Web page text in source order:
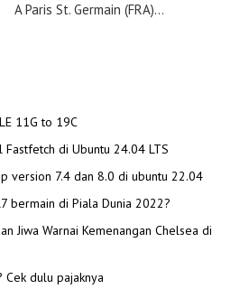
A Paris St. Germain (FRA)...
11G to 19C
di Ubuntu 24.04 LTS
version 7.4 dan 8.0 di ubuntu 22.04
bermain di Piala Dunia 2022?
Jiwa Warnai Kemenangan Chelsea di
dulu pajaknya